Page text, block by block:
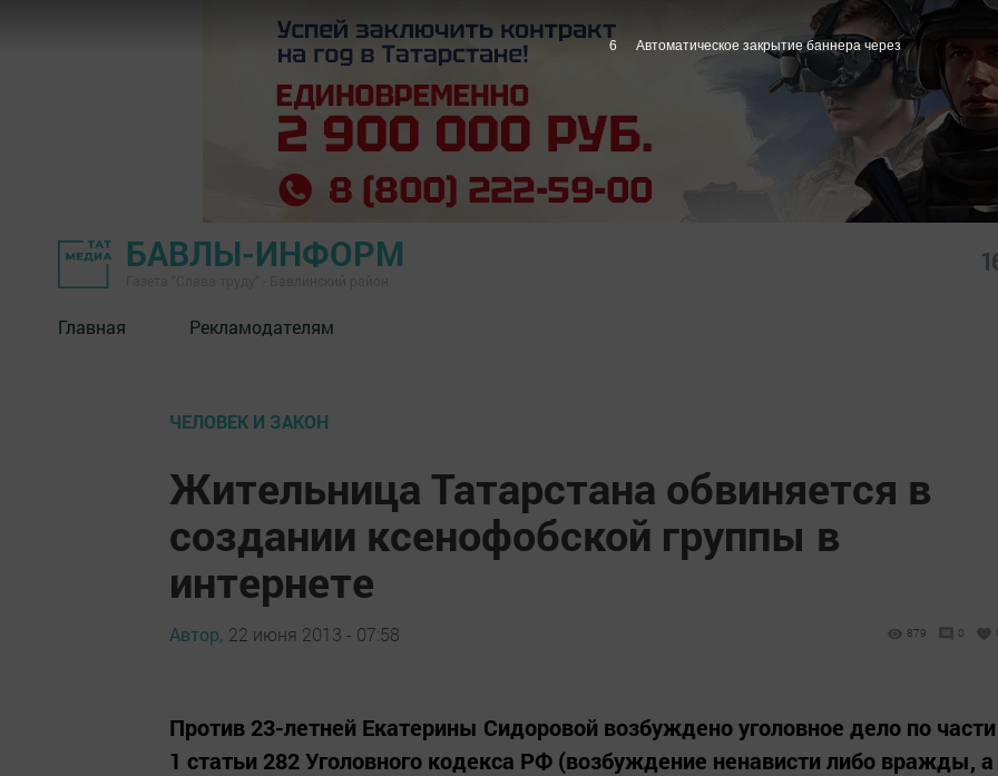
БАВЛЫ-ИНФОРМ
Главная Рекламодателям
ЧЕЛОВЕК И ЗАКОН
Жительница Татарстана обвиняется в
создании ксенофобской группы в
интернете
Автор, 22 июня 2013 - 07:58 879 0
Против 23-летней Екатерины Сидоровой возбуждено уголовное дело по части
1 статьи 282 Уголовного кодекса РФ (возбуждение ненависти либо вражды, а
5 Автоматическое закрытие баннера через